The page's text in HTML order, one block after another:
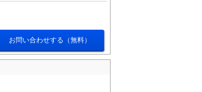
お問い合わせする（無料）